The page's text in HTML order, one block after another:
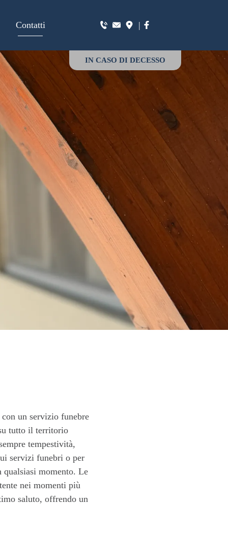
Contatti |
IN CASO DI DECESSO
un servizio funebre
tutto il territorio
tempestività,
servizi funebri o per
qualsiasi momento. Le
nei momenti più
saluto, offrendo un